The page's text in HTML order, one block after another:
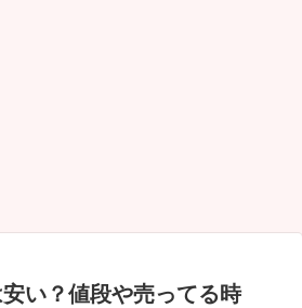
安い？値段や売ってる時